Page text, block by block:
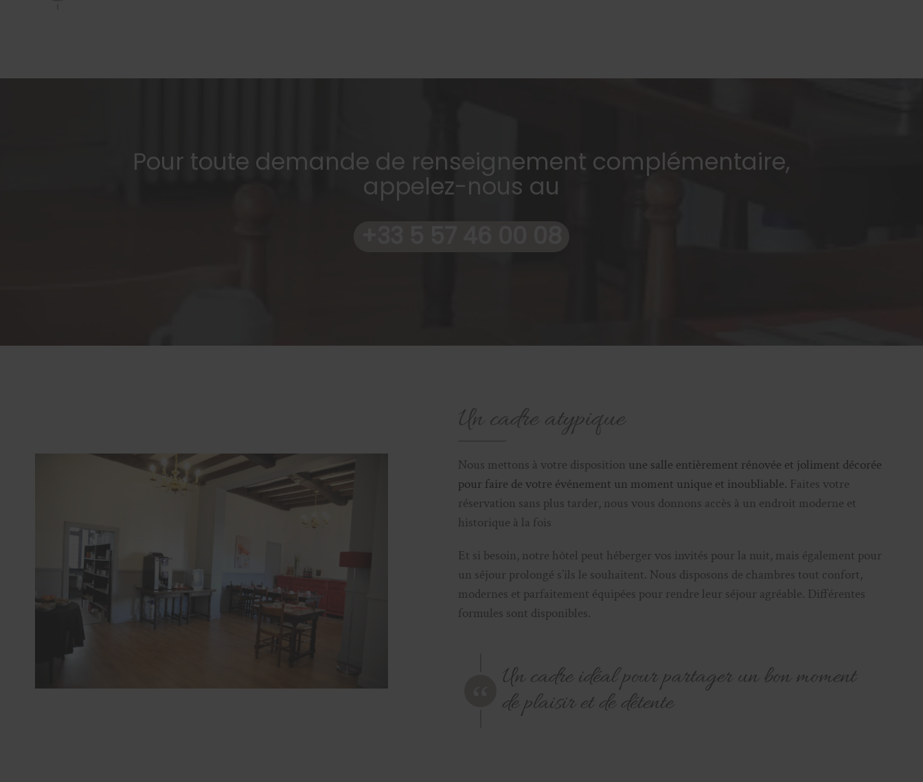
Pour toute demande de renseignement complémentaire,
appelez-nous au
Un cadre atypique
Nous mettons à votre disposition une salle entièrement rénovée et joliment décorée
pour faire de votre événement un moment unique et inoubliable. Faites votre
réservation sans plus tarder, nous vous donnons accès à un endroit moderne et
historique à la fois
Et si besoin, notre hôtel peut héberger vos invités pour la nuit, mais également pour
un séjour prolongé s’ils le souhaitent. Nous disposons de chambres tout confort,
modernes et parfaitement équipées pour rendre leur séjour agréable. Différentes
formules sont disponibles.
Un cadre idéal pour partager un bon moment
de plaisir et de détente